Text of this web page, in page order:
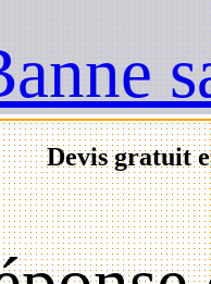
Devis gratuit